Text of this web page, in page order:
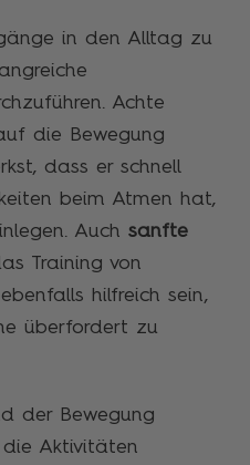
in den Alltag zu
Achte
die Bewegung
dass er schnell
beim Atmen hat,
Auchsanfte
Training von
hilfreich sein,
überfordert zu
der Bewegung
Aktivitäten